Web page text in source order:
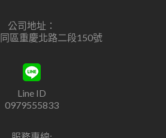
公司地址：
區重慶北路二段150號
Line ID
0979555833